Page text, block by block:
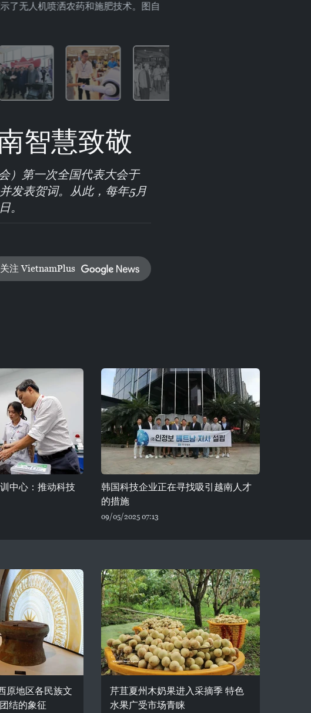
了无人机喷洒农药和施肥技术。图自
智慧致敬
）第一次全国代表大会于
发表贺词。从此，每年5月
。
关注 VietnamPlus
中心：推动科技
韩国科技企业正在寻找吸引越南人才
的措施
09/05/2025 07:13
地区各民族文
结的象征
芹苴夏州木奶果进入采摘季 特色
水果广受市场青睐